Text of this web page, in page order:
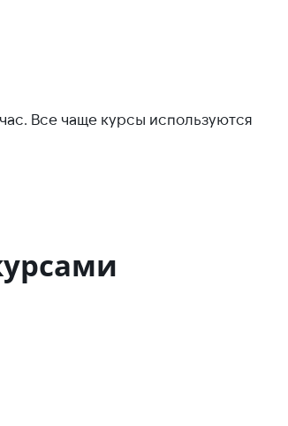
Все чаще курсы используются